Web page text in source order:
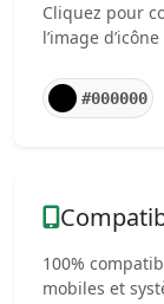
Cliquez pour
l’image
#000000
100%
mobiles et